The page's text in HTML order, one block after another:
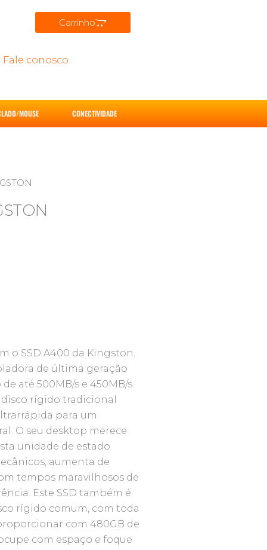
Carrinho
Fale conosco
MOUSE CONECTIVIDADE
o SSD A400 da Kingston.
de última geração
até 500MB/s e 450MB/s.
disco rígido tradicional
para um
O seu desktop merece
unidade de estado
aumenta de
tempos maravilhosos de
Este SSD também é
rígido comum, com toda
com 480GB de
com espaço e foque